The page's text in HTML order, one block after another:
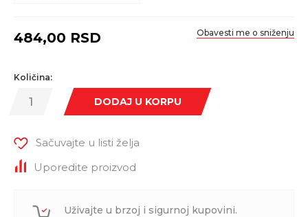
484,00 RSD Obavesti me o sniženju
Količina:
DODAJ U KORPU
Sačuvajte u listi želja
Uporedite proizvod
Uživajte u brzoj i sigurnoj kupovini.